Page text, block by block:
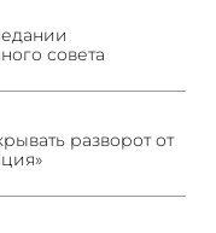
совета
разворот от